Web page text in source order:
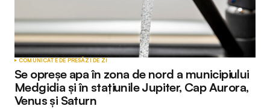
Your Name*
Your E-mail*
COMUNICATE DE PRESĂZI DE ZI
Se opreșe apa în zona de nord a municipiului
Medgidia și în stațiunile Jupiter, Cap Aurora,
Venus și Saturn